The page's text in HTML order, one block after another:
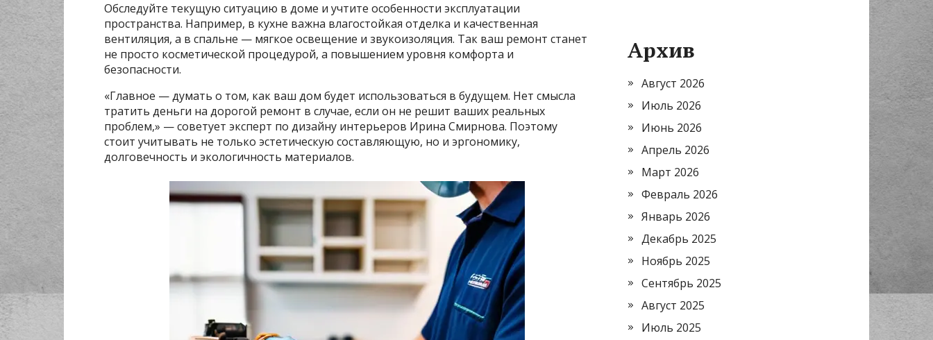
Обследуйте текущую ситуацию в доме и учтите особенности эксплуатации
пространства. Например, в кухне важна влагостойкая отделка и качественная
вентиляция, а в спальне — мягкое освещение и звукоизоляция. Так ваш ремонт станет
не просто косметической процедурой, а повышением уровня комфорта и
безопасности.
«Главное — думать о том, как ваш дом будет использоваться в будущем. Нет смысла
тратить деньги на дорогой ремонт в случае, если он не решит ваших реальных
проблем,» — советует эксперт по дизайну интерьеров Ирина Смирнова. Поэтому
стоит учитывать не только эстетическую составляющую, но и эргономику,
долговечность и экологичность материалов.
Архив
Август 2026
Июль 2026
Июнь 2026
Апрель 2026
Март 2026
Февраль 2026
Январь 2026
Декабрь 2025
Ноябрь 2025
Сентябрь 2025
Август 2025
Июль 2025